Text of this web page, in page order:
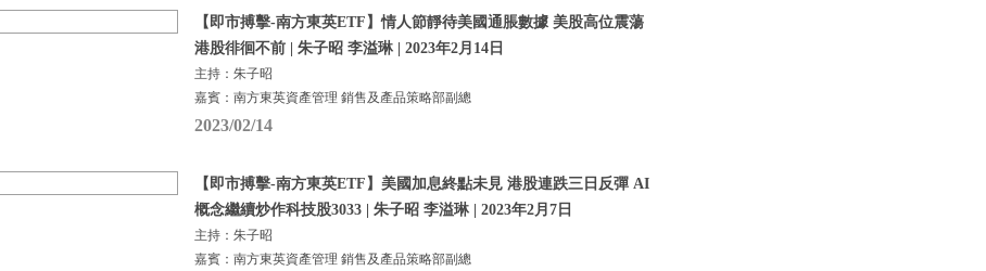
【即市搏擊-南方東英ETF】情人節靜待美國通脹數據 美股高位震蕩
港股徘徊不前 | 朱子昭 李溢琳 | 2023年2月14日
主持：朱子昭
嘉賓：南方東英資產管理 銷售及產品策略部副總
2023/02/14
【即市搏擊-南方東英ETF】美國加息終點未見 港股連跌三日反彈 AI
概念繼續炒作科技股3033 | 朱子昭 李溢琳 | 2023年2月7日
主持：朱子昭
嘉賓：南方東英資產管理 銷售及產品策略部副總